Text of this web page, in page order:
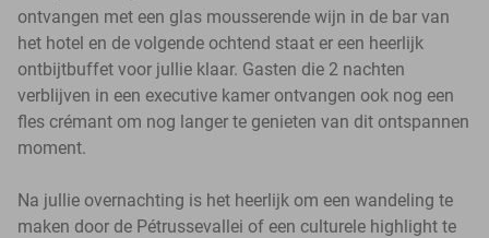
ontvangen met een glas mousserende wijn in de bar van
het hotel en de volgende ochtend staat er een heerlijk
ontbijtbuffet voor jullie klaar. Gasten die 2 nachten
verblijven in een executive kamer ontvangen ook nog een
fles crémant om nog langer te genieten van dit ontspannen
moment.
Na jullie overnachting is het heerlijk om een wandeling te
maken door de Pétrussevallei of een culturele highlight te